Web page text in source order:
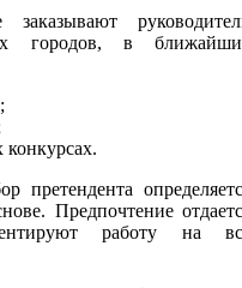
городов, в
конкурсах.
претендента
Предпочтение
работу на